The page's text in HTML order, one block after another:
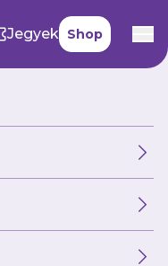
Jegyek Shop